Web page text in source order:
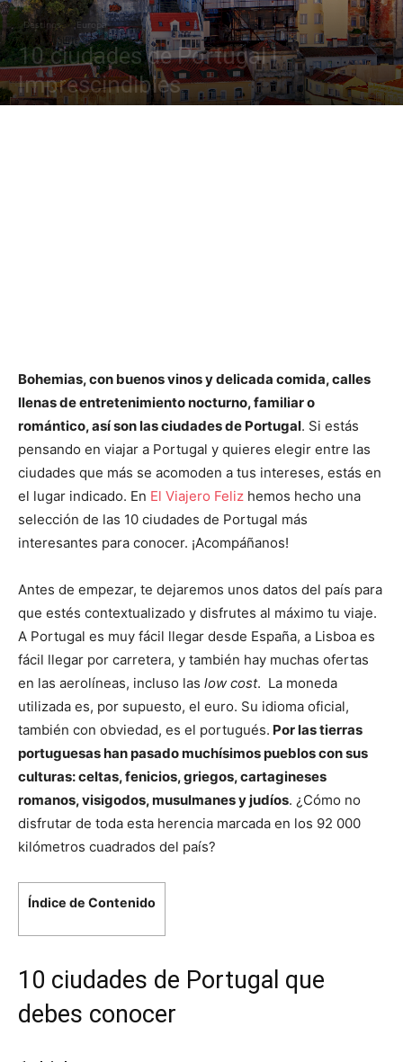
Destinos Europa
10 ciudades de Portugal |
Imprescindibles
Bohemias, con buenos vinos y delicada comida, calles
llenas de entretenimiento nocturno, familiar o
romántico, así son las ciudades de Portugal. Si estás
pensando en viajar a Portugal y quieres elegir entre las
ciudades que más se acomoden a tus intereses, estás en
el lugar indicado. En El Viajero Feliz hemos hecho una
selección de las 10 ciudades de Portugal más
interesantes para conocer. ¡Acompáñanos!
Antes de empezar, te dejaremos unos datos del país para
que estés contextualizado y disfrutes al máximo tu viaje.
A Portugal es muy fácil llegar desde España, a Lisboa es
fácil llegar por carretera, y también hay muchas ofertas
en las aerolíneas, incluso las low cost. La moneda
utilizada es, por supuesto, el euro. Su idioma oficial,
también con obviedad, es el portugués. Por las tierras
portuguesas han pasado muchísimos pueblos con sus
culturas: celtas, fenicios, griegos, cartagineses
romanos, visigodos, musulmanes y judíos. ¿Cómo no
disfrutar de toda esta herencia marcada en los 92 000
kilómetros cuadrados del país?
Índice de Contenido
10 ciudades de Portugal que
debes conocer